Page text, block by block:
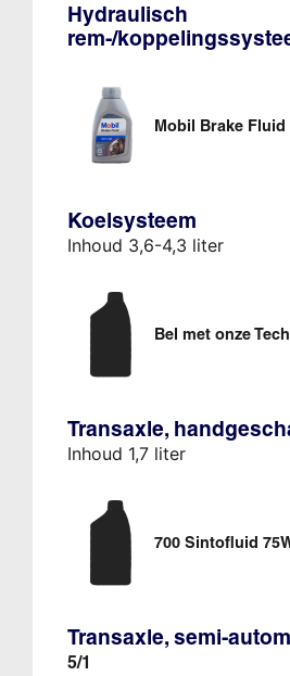
Hydraulisch
rem-/
Mobil Brake Fluid
Koelsysteem
Inhoud 3,6-4,3 liter
Bel met onze
Transaxle,
Inhoud 1,7 liter
700 Sintofluid
Transaxle, semi-
5/1